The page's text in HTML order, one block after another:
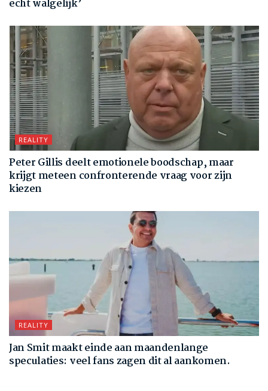
echt walgelijk’
REALITY
Peter Gillis deelt emotionele boodschap, maar
krijgt meteen confronterende vraag voor zijn
kiezen
REALITY
Jan Smit maakt einde aan maandenlange
speculaties: veel fans zagen dit al aankomen.